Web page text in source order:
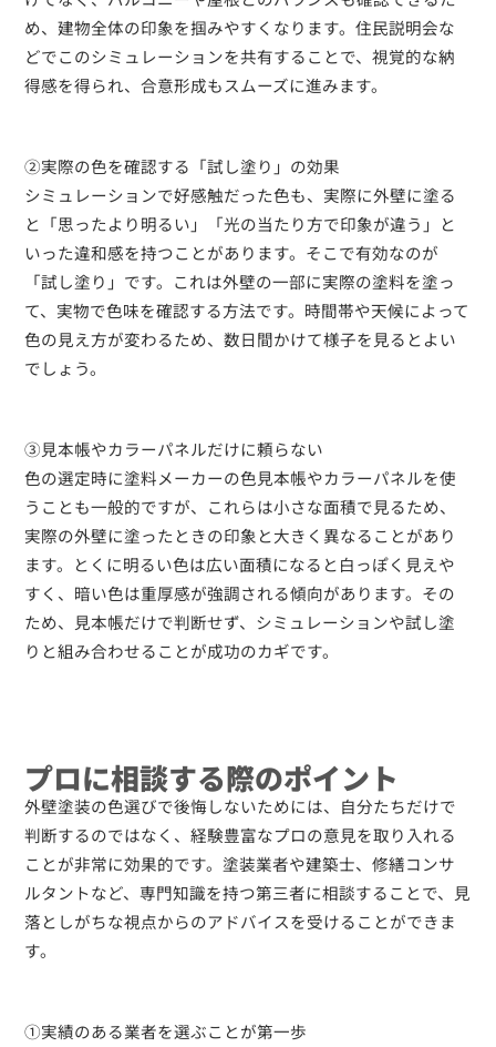
め、建物全体の印象を掴みやすくなります。住民説明会な
どでこのシミュレーションを共有することで、視覚的な納
得感を得られ、合意形成もスムーズに進みます。
②実際の色を確認する「試し塗り」の効果
シミュレーションで好感触だった色も、実際に外壁に塗る
と「思ったより明るい」「光の当たり方で印象が違う」と
いった違和感を持つことがあります。そこで有効なのが
「試し塗り」です。これは外壁の一部に実際の塗料を塗っ
て、実物で色味を確認する方法です。時間帯や天候によって
色の見え方が変わるため、数日間かけて様子を見るとよい
でしょう。
③見本帳やカラーパネルだけに頼らない
色の選定時に塗料メーカーの色見本帳やカラーパネルを使
うことも一般的ですが、これらは小さな面積で見るため、
実際の外壁に塗ったときの印象と大きく異なることがあり
ます。とくに明るい色は広い面積になると白っぽく見えや
すく、暗い色は重厚感が強調される傾向があります。その
ため、見本帳だけで判断せず、シミュレーションや試し塗
りと組み合わせることが成功のカギです。
プロに相談する際のポイント
外壁塗装の色選びで後悔しないためには、自分たちだけで
判断するのではなく、経験豊富なプロの意見を取り入れる
ことが非常に効果的です。塗装業者や建築士、修繕コンサ
ルタントなど、専門知識を持つ第三者に相談することで、見
落としがちな視点からのアドバイスを受けることができま
す。
①実績のある業者を選ぶことが第一歩